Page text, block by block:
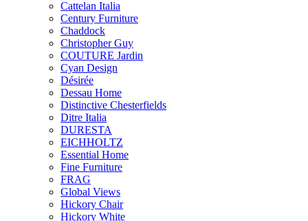
Cattelan Italia
Century Furniture
Chaddock
Christopher Guy
COUTURE Jardin
Cyan Design
Désirée
Dessau Home
Distinctive Chesterfields
Ditre Italia
DURESTA
EICHHOLTZ
Essential Home
Fine Furniture
FRAG
Global Views
Hickory Chair
Hickory White